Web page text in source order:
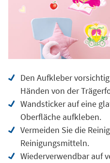
Den Aufkleber
Händen von der
Wandsticker auf eine
Oberfläche aufkleben.
Vermeiden Sie die
Reinigungsmitteln.
Wiederverwendbar auf